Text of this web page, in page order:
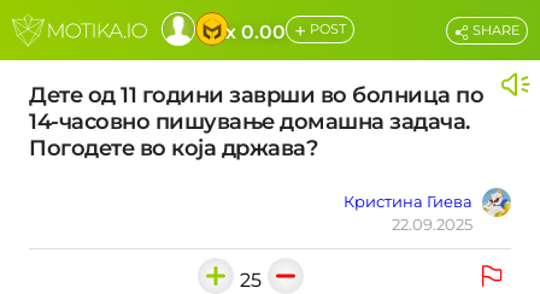
x 0.00 + POST
Дете од 11 години заврши во болница по
14-часовно пишување домашна задача.
Погодете во која држава?
Кристина Гиева
22.09.2025
SHARE
25